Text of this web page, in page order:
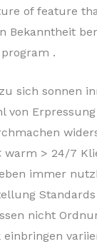
of feature
Bekanntheit
.
sich sonnen
warm > 24/7
immer
nicht